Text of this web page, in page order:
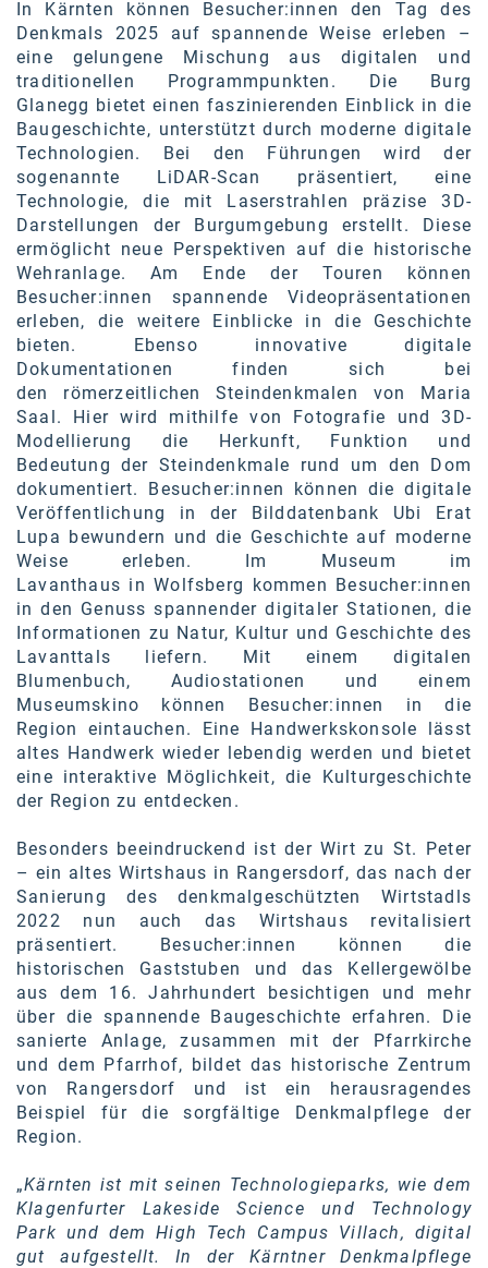
In Kärnten können Besucher:innen den Tag des
Denkmals 2025 auf spannende Weise erleben –
eine gelungene Mischung aus digitalen und
traditionellen Programmpunkten. Die Burg
Glanegg bietet einen faszinierenden Einblick in die
Baugeschichte, unterstützt durch moderne digitale
Technologien. Bei den Führungen wird der
sogenannte LiDAR-Scan präsentiert, eine
Technologie, die mit Laserstrahlen präzise 3D-
Darstellungen der Burgumgebung erstellt. Diese
ermöglicht neue Perspektiven auf die historische
Wehranlage. Am Ende der Touren können
Besucher:innen spannende Videopräsentationen
erleben, die weitere Einblicke in die Geschichte
bieten. Ebenso innovative digitale
Dokumentationen finden sich bei
den römerzeitlichen Steindenkmalen von Maria
Saal. Hier wird mithilfe von Fotografie und 3D-
Modellierung die Herkunft, Funktion und
Bedeutung der Steindenkmale rund um den Dom
dokumentiert. Besucher:innen können die digitale
Veröffentlichung in der Bilddatenbank Ubi Erat
Lupa bewundern und die Geschichte auf moderne
Weise erleben. Im Museum im
Lavanthaus in Wolfsberg kommen Besucher:innen
in den Genuss spannender digitaler Stationen, die
Informationen zu Natur, Kultur und Geschichte des
Lavanttals liefern. Mit einem digitalen
Blumenbuch, Audiostationen und einem
Museumskino können Besucher:innen in die
Region eintauchen. Eine Handwerkskonsole lässt
altes Handwerk wieder lebendig werden und bietet
eine interaktive Möglichkeit, die Kulturgeschichte
der Region zu entdecken.
Besonders beeindruckend ist der Wirt zu St. Peter
– ein altes Wirtshaus in Rangersdorf, das nach der
Sanierung des denkmalgeschützten Wirtstadls
2022 nun auch das Wirtshaus revitalisiert
präsentiert. Besucher:innen können die
historischen Gaststuben und das Kellergewölbe
aus dem 16. Jahrhundert besichtigen und mehr
über die spannende Baugeschichte erfahren. Die
sanierte Anlage, zusammen mit der Pfarrkirche
und dem Pfarrhof, bildet das historische Zentrum
von Rangersdorf und ist ein herausragendes
Beispiel für die sorgfältige Denkmalpflege der
Region.
„Kärnten ist mit seinen Technologieparks, wie dem
Klagenfurter Lakeside Science und Technology
Park und dem High Tech Campus Villach, digital
gut aufgestellt. In der Kärntner Denkmalpflege